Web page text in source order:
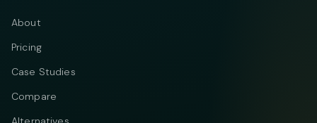
About
Pricing
Case Studies
Compare